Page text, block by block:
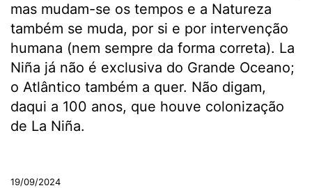
mas mudam-se os tempos e a Natureza
também se muda, por si e por intervenção
humana (nem sempre da forma correta). La
Niña já não é exclusiva do Grande Oceano;
o Atlântico também a quer. Não digam,
daqui a 100 anos, que houve colonização
de La Niña.
19/09/2024